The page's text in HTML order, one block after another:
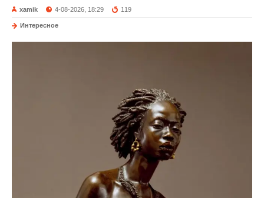
xamik 4-08-2026, 18:29 119
Интересное